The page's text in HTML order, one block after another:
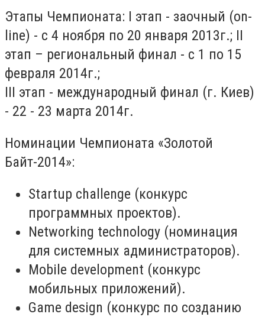
Этапы Чемпионата: I этап - заочный (on-
line) - с 4 ноября по 20 января 2013г.; II
этап – региональный финал - с 1 по 15
февраля 2014г.;
III этап - международный финал (г. Киев)
- 22 - 23 марта 2014г.
Номинации Чемпионата «Золотой
Байт-2014»:
Startup challenge (конкурс
программных проектов).
Networking technology (номинация
для системных администраторов).
Mobile development (конкурс
мобильных приложений).
Game design (конкурс по созданию